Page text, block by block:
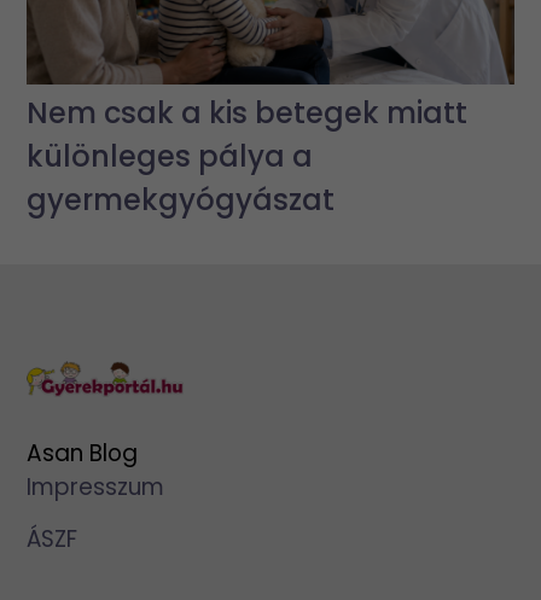
Nem csak a kis betegek miatt
különleges pálya a
gyermekgyógyászat
Asan Blog
Impresszum
ÁSZF